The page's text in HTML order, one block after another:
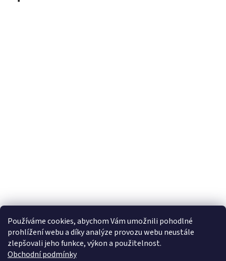
Používáme cookies, abychom Vám umožnili pohodlné
prohlížení webu a díky analýze provozu webu neustále
zlepšovali jeho funkce, výkon a použitelnost.
Obchodní podmínky